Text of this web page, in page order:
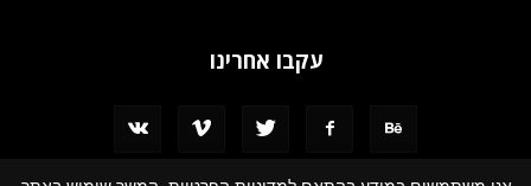
עקבו אחרינו